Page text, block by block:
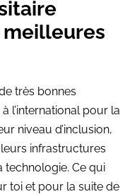
très bonnes
l’international pour la
niveau d’inclusion,
infrastructures
technologie. Ce qui
toi et pour la suite de